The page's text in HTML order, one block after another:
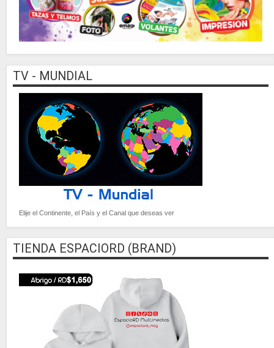
TV - MUNDIAL
Elije el Continente, el País y el Canal que deseas ver
TIENDA ESPACIORD (BRAND)